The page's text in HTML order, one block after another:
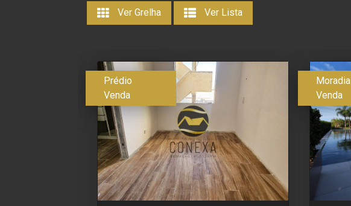
Ver Grelha Ver Lista
Prédio
Venda
Moradia
Venda